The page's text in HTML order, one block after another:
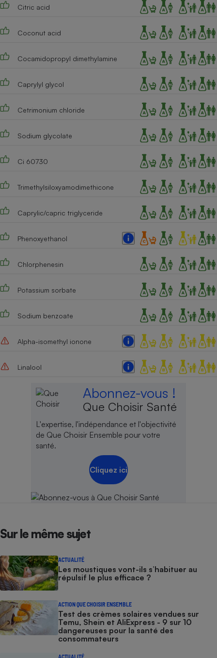
Citric acid
Coconut acid
Cocamidopropyl dimethylamine
Caprylyl glycol
Cetrimonium chloride
Sodium glycolate
Ci 60730
Trimethylsiloxyamodimethicone
Caprylic/capric triglyceride
Phenoxyethanol
Chlorphenesin
Potassium sorbate
Sodium benzoate
Alpha-isomethyl ionone
Linalool
Abonnez-vous !
Que Choisir Santé
L'expertise, l'indépendance et l'objectivité
de Que Choisir Ensemble pour votre
santé.
Cliquez ici
Sur le même sujet
ACTUALITÉ
Les moustiques vont-ils s’habituer au
répulsif le plus efficace ?
ACTION QUE CHOISIR ENSEMBLE
Test des crèmes solaires vendues sur
Temu, Shein et AliExpress - 9 sur 10
dangereuses pour la santé des
consommateurs
ACTUALITÉ